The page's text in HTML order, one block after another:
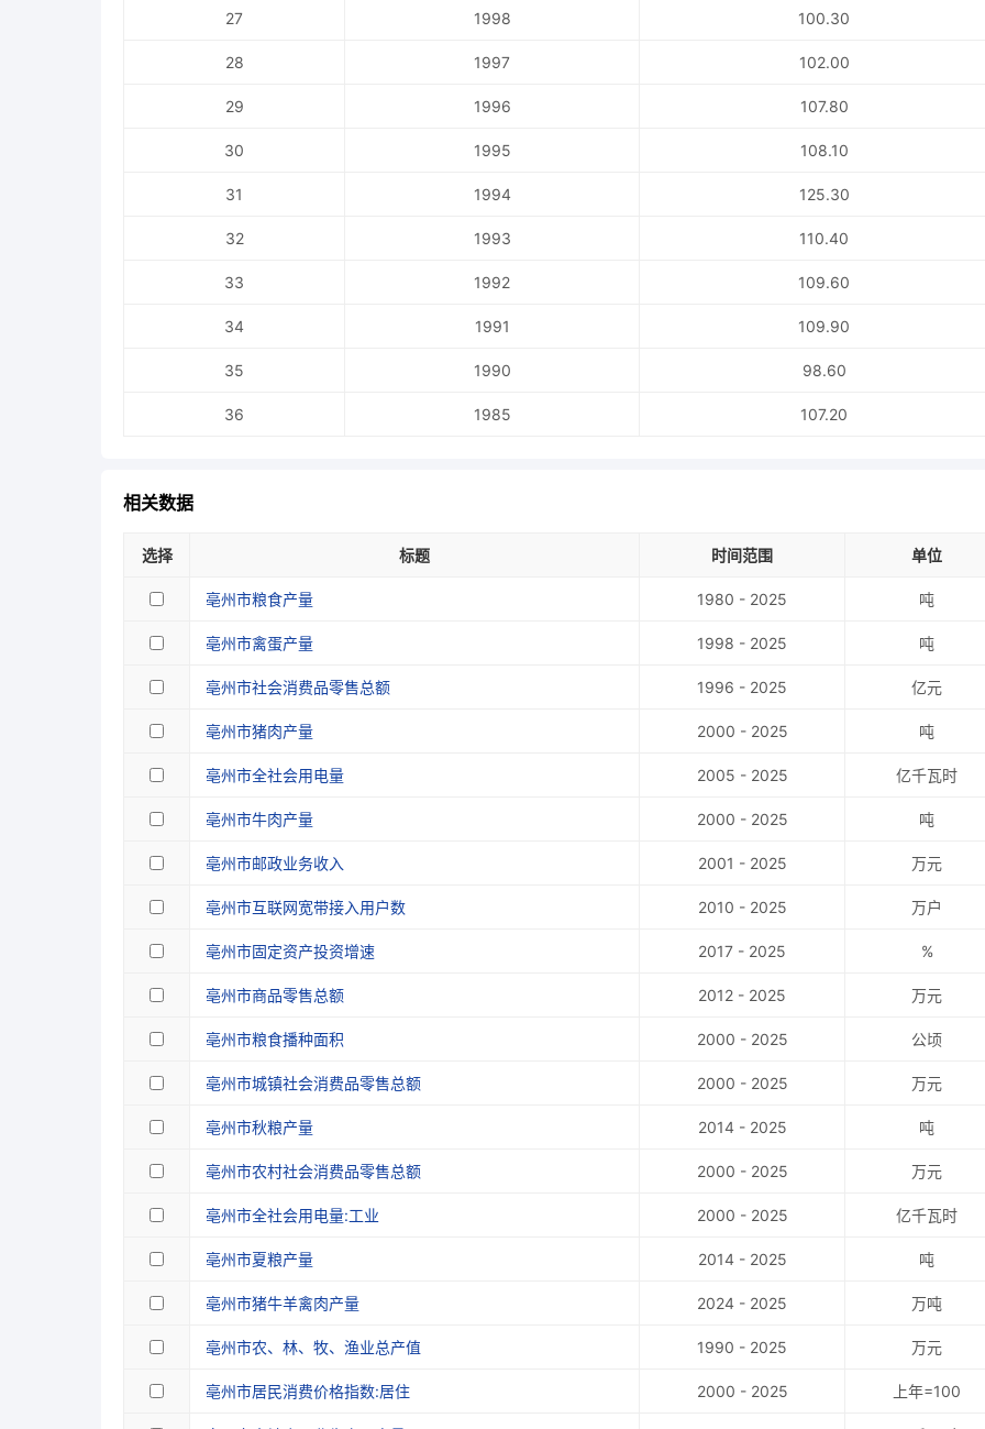
27 1998 100.30
28 1997 102.00
29 1996 107.80
30 1995 108.10
31 1994 125.30
32 1993 110.40
33 1992 109.60
34 1991 109.90
35 1990 98.60
36 1985 107.20
相关数据
选择 标题 时间范围 单位
亳州市粮食产量 1980 - 2025 吨
亳州市禽蛋产量 1998 - 2025 吨
亳州市社会消费品零售总额 1996 - 2025 亿元
亳州市猪肉产量 2000 - 2025 吨
亳州市全社会用电量 2005 - 2025 亿千瓦时
亳州市牛肉产量 2000 - 2025 吨
亳州市邮政业务收入 2001 - 2025 万元
亳州市互联网宽带接入用户数 2010 - 2025 万户
亳州市固定资产投资增速 2017 - 2025 %
亳州市商品零售总额 2012 - 2025 万元
亳州市粮食播种面积 2000 - 2025 公顷
亳州市城镇社会消费品零售总额 2000 - 2025 万元
亳州市秋粮产量 2014 - 2025 吨
亳州市农村社会消费品零售总额 2000 - 2025 万元
亳州市全社会用电量:工业 2000 - 2025 亿千瓦时
亳州市夏粮产量 2014 - 2025 吨
亳州市猪牛羊禽肉产量 2024 - 2025 万吨
亳州市农、林、牧、渔业总产值 1990 - 2025 万元
亳州市居民消费价格指数:居住 2000 - 2025 上年=100